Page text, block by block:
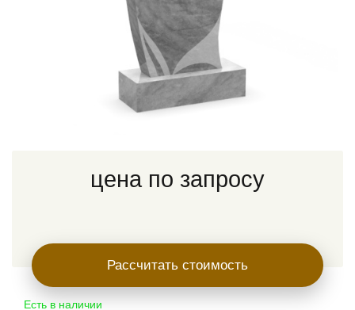
Есть в наличии
цена по запросу
Рассчитать стоимость